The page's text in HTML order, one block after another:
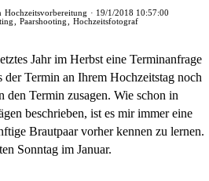
Hochzeitsvorbereitung · 19/1/2018 10:57:00
Paarshooting Hochzeitsfotograf
Jahr im Herbst eine Terminanfrage
der Termin an Ihrem Hochzeitstag noch
den Termin zusagen. Wie schon in
beschrieben, ist es mir immer eine
Brautpaar vorher kennen zu lernen.
Sonntag im Januar.